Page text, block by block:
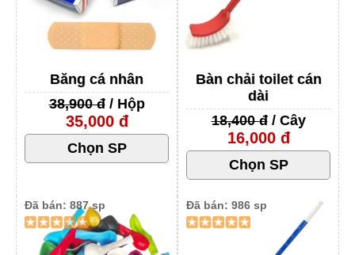
Bàn chải toilet cán
dài
18,400 đ/ Cây
16,000 đ
Băng cá nhân
38,900 đ/ Hộp
35,000 đ
Đã bán: 986 sp
Đã bán: 887 sp